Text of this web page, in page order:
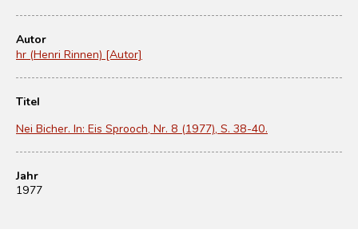
Autor
hr (Henri Rinnen) [Autor]
Titel
Nei Bicher. In: Eis Sprooch, Nr. 8 (1977), S. 38-40.
Jahr
1977